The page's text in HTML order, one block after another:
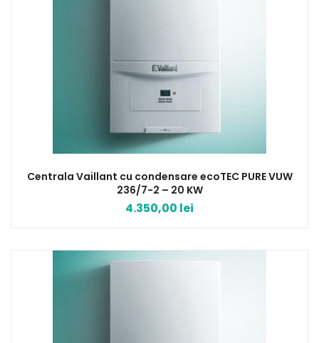
Centrala Vaillant cu condensare ecoTEC PURE VUW
236/7-2 – 20 KW
4.350,00 lei